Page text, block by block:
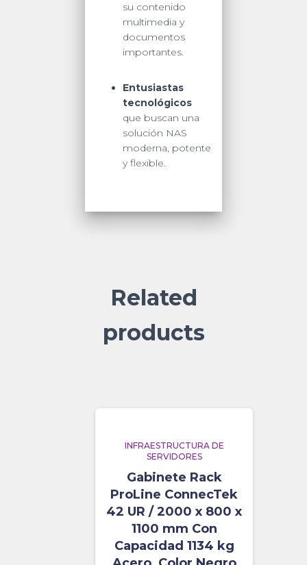
su contenido
multimedia y
documentos
importantes.
Entusiastas
tecnológicos
que buscan una
solución NAS
moderna, potente
y flexible.
Related
products
INFRAESTRUCTURA DE
SERVIDORES
Gabinete Rack
ProLine ConnecTek
42 UR / 2000 x 800 x
1100 mm Con
Capacidad 1134 kg